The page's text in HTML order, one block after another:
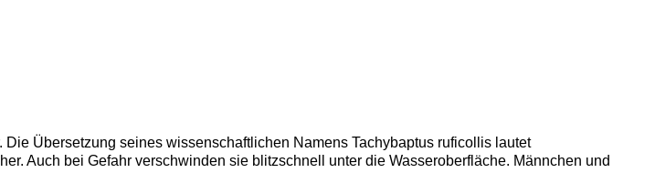
Übersetzung seines wissenschaftlichen Namens Tachybaptus ruficollis lautet
Auch bei Gefahr verschwinden sie blitzschnell unter die Wasseroberfläche. Männchen und